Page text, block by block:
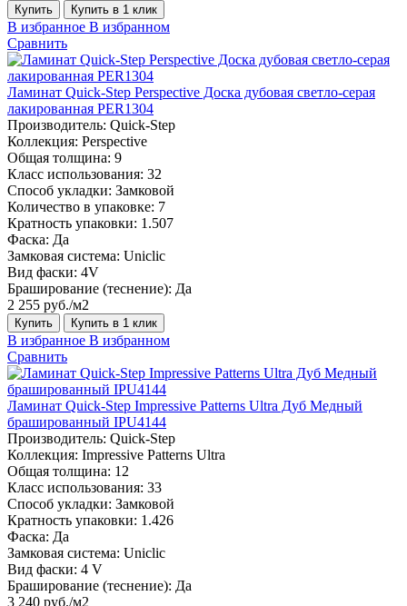
Купить Купить в 1 клик
В избранное В избранном
Сравнить
Ламинат Quick-Step Perspective Доска дубовая светло-серая
лакированная PER1304
Производитель: Quick-Step
Коллекция: Perspective
Общая толщина: 9
Класс использования: 32
Способ укладки: Замковой
Количество в упаковке: 7
Кратность упаковки: 1.507
Фаска: Да
Замковая система: Uniclic
Вид фаски: 4V
Браширование (теснение): Да
2 255 руб./м2
Купить Купить в 1 клик
В избранное В избранном
Сравнить
Ламинат Quick-Step Impressive Patterns Ultra Дуб Медный
брашированный IPU4144
Производитель: Quick-Step
Коллекция: Impressive Patterns Ultra
Общая толщина: 12
Класс использования: 33
Способ укладки: Замковой
Кратность упаковки: 1.426
Фаска: Да
Замковая система: Uniclic
Вид фаски: 4 V
Браширование (теснение): Да
3 240 руб./м2